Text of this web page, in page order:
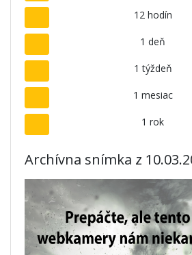
12 hodín
1 deň
1 týždeň
1 mesiac
1 rok
Archívna snímka z